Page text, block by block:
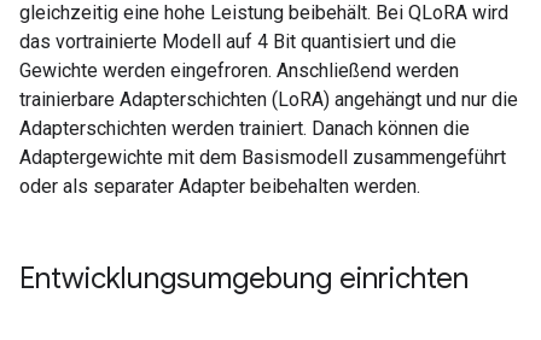
gleichzeitig eine hohe Leistung beibehält. Bei QLoRA wird
das vortrainierte Modell auf 4 Bit quantisiert und die
Gewichte werden eingefroren. Anschließend werden
trainierbare Adapterschichten (LoRA) angehängt und nur die
Adapterschichten werden trainiert. Danach können die
Adaptergewichte mit dem Basismodell zusammengeführt
oder als separater Adapter beibehalten werden.
Entwicklungsumgebung einrichten